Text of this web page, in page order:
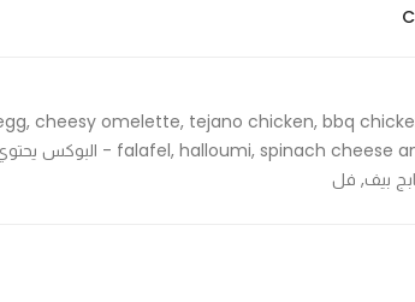
cheesy omelette, tejano chicken, bbq
بيف, فل